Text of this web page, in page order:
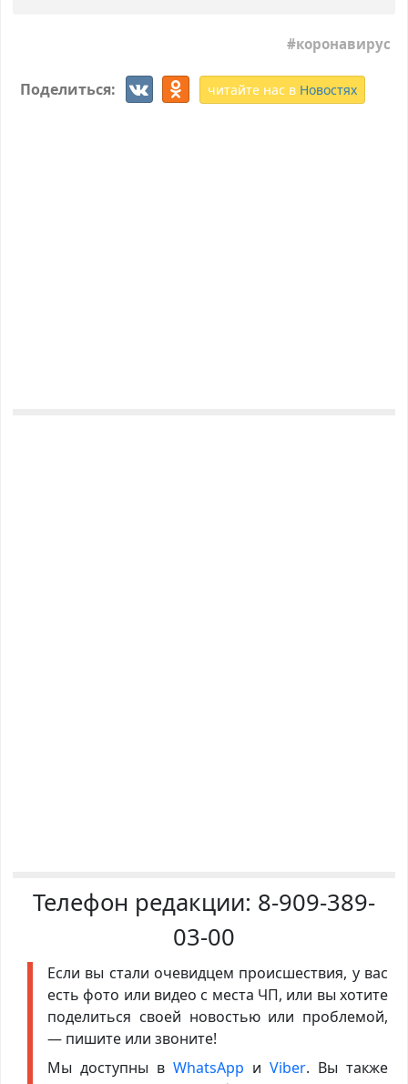
коронавирус
Поделиться: читайте нас в Новостях
Телефон редакции: 8-909-389-
03-00
Если вы стали очевидцем происшествия, у вас
есть фото или видео с места ЧП, или вы хотите
поделиться своей новостью или проблемой,
— пишите или звоните!
Мы доступны в WhatsApp иViber. Вы также